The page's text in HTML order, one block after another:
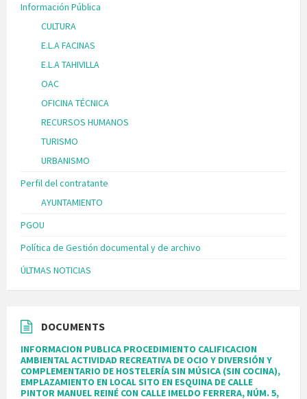
Información Pública
CULTURA
E.L.A FACINAS
E.L.A TAHIVILLA
OAC
OFICINA TÉCNICA
RECURSOS HUMANOS
TURISMO
URBANISMO
Perfil del contratante
AYUNTAMIENTO
PGOU
Política de Gestión documental y de archivo
ÚLTMAS NOTICIAS
DOCUMENTS
INFORMACION PUBLICA PROCEDIMIENTO CALIFICACION
AMBIENTAL ACTIVIDAD RECREATIVA DE OCIO Y DIVERSIÓN Y
COMPLEMENTARIO DE HOSTELERÍA SIN MÚSICA (SIN COCINA),
EMPLAZAMIENTO EN LOCAL SITO EN ESQUINA DE CALLE
PINTOR MANUEL REINÉ CON CALLE IMELDO FERRERA, NÚM. 5,